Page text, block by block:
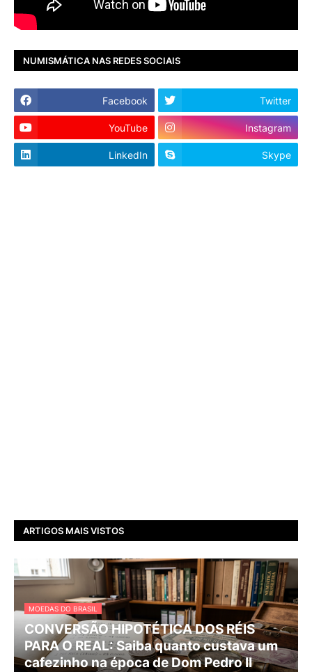
NUMISMÁTICA NAS REDES SOCIAIS
Facebook Twitter
YouTube Instagram
LinkedIn Skype
ARTIGOS MAIS VISTOS
MOEDAS DO BRASIL
CONVERSÃO HIPOTÉTICA DOS RÉIS
PARA O REAL: Saiba quanto custava um
cafezinho na época de Dom Pedro II